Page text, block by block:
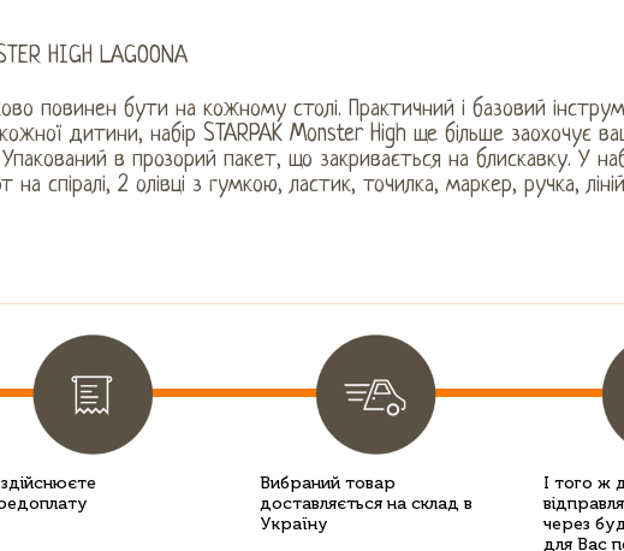
HIGH LAGOONA
повинен бути на кожному столі. Практичний і базовий
дитини, набір STARPAK Monster High ще більше заохочує
в прозорий пакет, що закривається на блискавку. У
на спіралі, 2 олівці з гумкою, ластик, точилка, маркер, ручка,
Вибраний товар
доставляється на склад в
Україну
І того ж
через
для Вас